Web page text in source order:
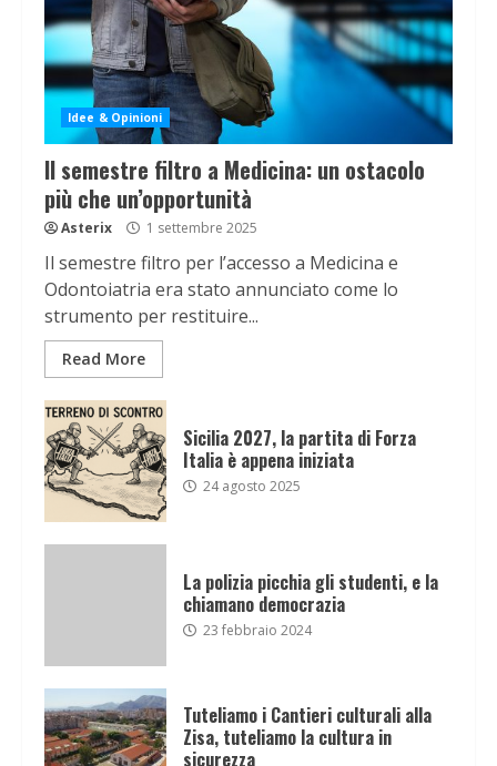
Idee & Opinioni
Il semestre filtro a Medicina: un ostacolo
più che un’opportunità
Asterix 1 settembre 2025
Il semestre filtro per l’accesso a Medicina e
Odontoiatria era stato annunciato come lo
strumento per restituire...
Read More
Sicilia 2027, la partita di Forza
Italia è appena iniziata
24 agosto 2025
La polizia picchia gli studenti, e la
chiamano democrazia
23 febbraio 2024
Tuteliamo i Cantieri culturali alla
Zisa, tuteliamo la cultura in
sicurezza